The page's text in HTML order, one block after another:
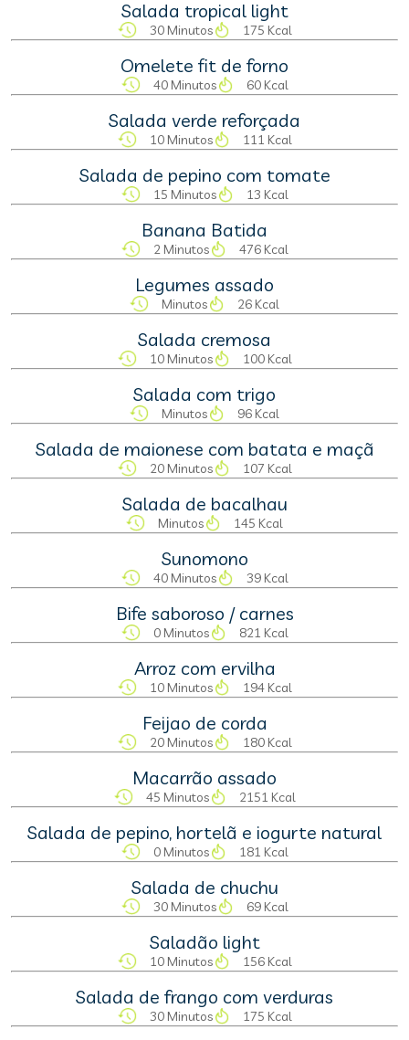
Salada tropical light
30 Minutos 175 Kcal
Omelete fit de forno
40 Minutos 60 Kcal
Salada verde reforçada
10 Minutos 111 Kcal
Salada de pepino com tomate
15 Minutos 13 Kcal
Banana Batida
2 Minutos 476 Kcal
Legumes assado
Minutos 26 Kcal
Salada cremosa
10 Minutos 100 Kcal
Salada com trigo
Minutos 96 Kcal
Salada de maionese com batata e maçã
20 Minutos 107 Kcal
Salada de bacalhau
Minutos 145 Kcal
Sunomono
40 Minutos 39 Kcal
Bife saboroso / carnes
0 Minutos 821 Kcal
Arroz com ervilha
10 Minutos 194 Kcal
Feijao de corda
20 Minutos 180 Kcal
Macarrão assado
45 Minutos 2151 Kcal
Salada de pepino, hortelã e iogurte natural
0 Minutos 181 Kcal
Salada de chuchu
30 Minutos 69 Kcal
Saladão light
10 Minutos 156 Kcal
Salada de frango com verduras
30 Minutos 175 Kcal